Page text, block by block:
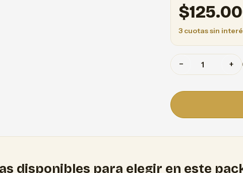
$
3 cuotas sin
− +
disponibles para elegir en este